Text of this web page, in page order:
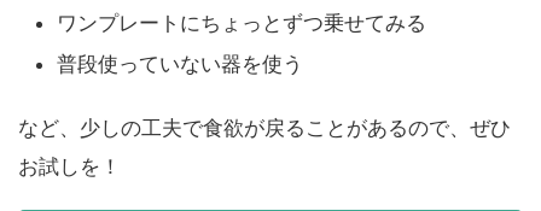
ワンプレートにちょっとずつ乗せてみる
普段使っていない器を使う
など、少しの工夫で食欲が戻ることがあるので、ぜひ
お試しを！